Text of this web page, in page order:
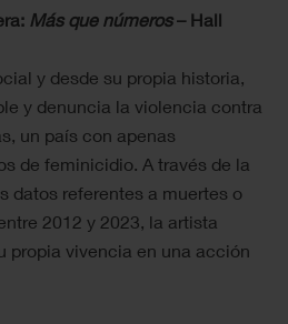
Más que números– Hall
y desde su propia historia,
y denuncia la violencia contra
un país con apenas
de feminicidio. A través de la
datos referentes a muertes o
2012 y 2023, la artista
propia vivencia en una acción